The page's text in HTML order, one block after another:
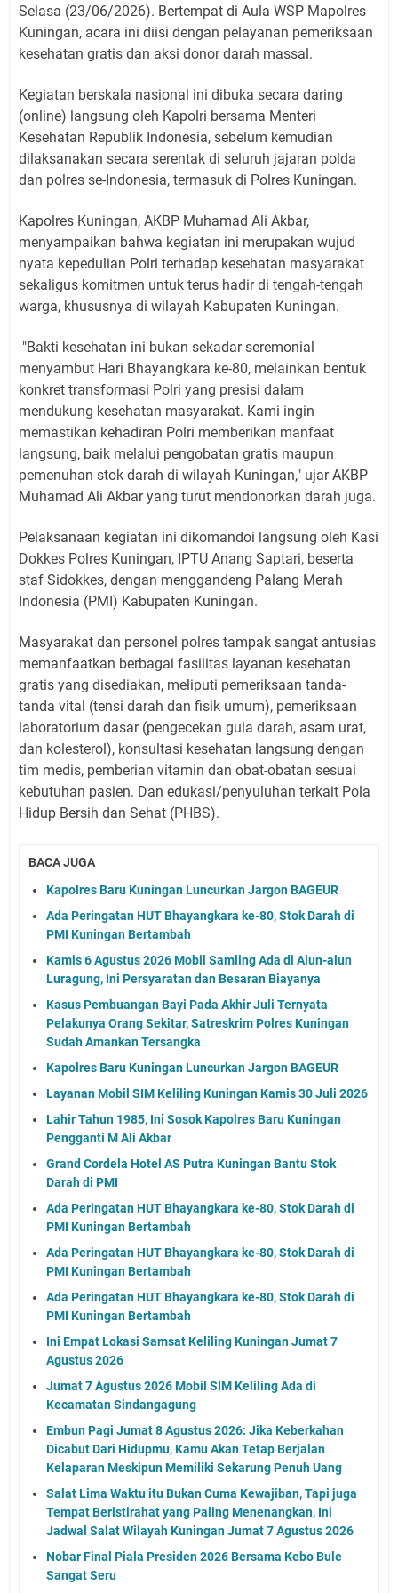
Selasa (23/06/2026). Bertempat di Aula WSP Mapolres
Kuningan, acara ini diisi dengan pelayanan pemeriksaan
kesehatan gratis dan aksi donor darah massal.
Kegiatan berskala nasional ini dibuka secara daring
(online) langsung oleh Kapolri bersama Menteri
Kesehatan Republik Indonesia, sebelum kemudian
dilaksanakan secara serentak di seluruh jajaran polda
dan polres se-Indonesia, termasuk di Polres Kuningan.
Kapolres Kuningan, AKBP Muhamad Ali Akbar,
menyampaikan bahwa kegiatan ini merupakan wujud
nyata kepedulian Polri terhadap kesehatan masyarakat
sekaligus komitmen untuk terus hadir di tengah-tengah
warga, khususnya di wilayah Kabupaten Kuningan.
"Bakti kesehatan ini bukan sekadar seremonial
menyambut Hari Bhayangkara ke-80, melainkan bentuk
konkret transformasi Polri yang presisi dalam
mendukung kesehatan masyarakat. Kami ingin
memastikan kehadiran Polri memberikan manfaat
langsung, baik melalui pengobatan gratis maupun
pemenuhan stok darah di wilayah Kuningan," ujar AKBP
Muhamad Ali Akbar yang turut mendonorkan darah juga.
Pelaksanaan kegiatan ini dikomandoi langsung oleh Kasi
Dokkes Polres Kuningan, IPTU Anang Saptari, beserta
staf Sidokkes, dengan menggandeng Palang Merah
Indonesia (PMI) Kabupaten Kuningan.
Masyarakat dan personel polres tampak sangat antusias
memanfaatkan berbagai fasilitas layanan kesehatan
gratis yang disediakan, meliputi pemeriksaan tanda-
tanda vital (tensi darah dan fisik umum), pemeriksaan
laboratorium dasar (pengecekan gula darah, asam urat,
dan kolesterol), konsultasi kesehatan langsung dengan
tim medis, pemberian vitamin dan obat-obatan sesuai
kebutuhan pasien. Dan edukasi/penyuluhan terkait Pola
Hidup Bersih dan Sehat (PHBS).
BACA JUGA
Kapolres Baru Kuningan Luncurkan Jargon BAGEUR
Ada Peringatan HUT Bhayangkara ke-80, Stok Darah di
PMI Kuningan Bertambah
Kamis 6 Agustus 2026 Mobil Samling Ada di Alun-alun
Luragung, Ini Persyaratan dan Besaran Biayanya
Kasus Pembuangan Bayi Pada Akhir Juli Ternyata
Pelakunya Orang Sekitar, Satreskrim Polres Kuningan
Sudah Amankan Tersangka
Kapolres Baru Kuningan Luncurkan Jargon BAGEUR
Layanan Mobil SIM Keliling Kuningan Kamis 30 Juli 2026
Lahir Tahun 1985, Ini Sosok Kapolres Baru Kuningan
Pengganti M Ali Akbar
Grand Cordela Hotel AS Putra Kuningan Bantu Stok
Darah di PMI
Ada Peringatan HUT Bhayangkara ke-80, Stok Darah di
PMI Kuningan Bertambah
Ada Peringatan HUT Bhayangkara ke-80, Stok Darah di
PMI Kuningan Bertambah
Ada Peringatan HUT Bhayangkara ke-80, Stok Darah di
PMI Kuningan Bertambah
Ini Empat Lokasi Samsat Keliling Kuningan Jumat 7
Agustus 2026
Jumat 7 Agustus 2026 Mobil SIM Keliling Ada di
Kecamatan Sindangagung
Embun Pagi Jumat 8 Agustus 2026: Jika Keberkahan
Dicabut Dari Hidupmu, Kamu Akan Tetap Berjalan
Kelaparan Meskipun Memiliki Sekarung Penuh Uang
Salat Lima Waktu itu Bukan Cuma Kewajiban, Tapi juga
Tempat Beristirahat yang Paling Menenangkan, Ini
Jadwal Salat Wilayah Kuningan Jumat 7 Agustus 2026
Nobar Final Piala Presiden 2026 Bersama Kebo Bule
Sangat Seru